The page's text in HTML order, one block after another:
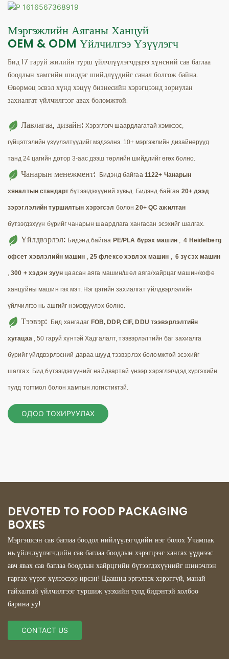
Мэргэжлийн Аяганы Ханцуй
OEM & ODM Үйлчилгээ Үзүүлэгч
Бид 17 гаруй жилийн турш үйлчлүүлэгчдэдээ хүнсний сав баглаа
боодлын хамгийн шилдэг шийдлүүдийг санал болгож байна.
Өвөрмөц эсвэл хүнд хэцүү бизнесийн хэрэгцээнд зориулан
захиалгат үйлчилгээг авах боломжтой.
Лавлагаа, дизайн: Хэрэглэгч шаардлагатай хэмжээс,
гүйцэтгэлийн үзүүлэлтүүдийг мэдээлнэ. 10+ мэргэжлийн дизайнерууд
танд 24 цагийн дотор 3-аас дээш төрлийн шийдлийг өгөх болно.
Чанарын менежмент: Бидэнд байгаа 1122+ Чанарын
хяналтын стандартбүтээгдэхүүний хувьд. Бидэнд байгаа 20+ дээд
зэрэглэлийн туршилтын хэрэгсэл болон20+ QC ажилтан
бүтээгдэхүүн бүрийг чанарын шаардлага хангасан эсэхийг шалгах.
Үйлдвэрлэл: Бидэнд байгаа PE/PLA бүрэх машин , 4 Heidelberg
офсет хэвлэлийн машин , 25 флексо хэвлэх машин , 6 зүсэх машин
,300 + хэдэн зуунцаасан аяга машин/шөл аяга/хайрцаг машин/кофе
ханцуйны машин гэх мэт. Нэг цэгийн захиалгат үйлдвэрлэлийн
үйлчилгээ нь ашгийг нэмэгдүүлэх болно.
Тээвэр: Бид хангадаг FOB, DDP, CIF, DDU тээвэрлэлтийн
хугацаа , 50 гаруй хүнтэй Хадгалалт, тээвэрлэлтийн баг захиалга
бүрийг үйлдвэрлэсний дараа шууд тээвэрлэх боломжтой эсэхийг
шалгах. Бид бүтээгдэхүүнийг найдвартай үнээр хэрэглэгчдэд хүргэхийн
тулд тогтмол болон хамтын логистиктэй.
ОДОО ТОХИРУУЛАХ
DEVOTED TO FOOD PACKAGING
BOXES
Мэргэшсэн сав баглаа боодол нийлүүлэгчдийн нэг болох Учампак
нь үйлчлүүлэгчдийн сав баглаа боодлын хэрэгцээг хангах үүднээс
авч явах сав баглаа боодлын хайрцгийн бүтээгдэхүүнийг шинэчлэн
гаргах үүрэг хүлээсээр ирсэн! Цаашид эргэлзэх хэрэггүй, манай
гайхалтай үйлчилгээг туршиж үзэхийн тулд бидэнтэй холбоо
барина уу!
CONTACT US